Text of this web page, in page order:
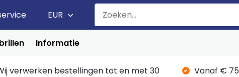
EUR
Informatie
verwerken bestellingen tot en met 30
Vanaf € 75